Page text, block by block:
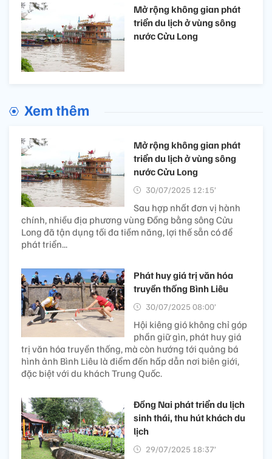
Mở rộng không gian phát
triển du lịch ở vùng sông
nước Cửu Long
Xem thêm
Mở rộng không gian phát
triển du lịch ở vùng sông
nước Cửu Long
30/07/2025 12:15’
Sau hợp nhất đơn vị hành
chính, nhiều địa phương vùng Đồng bằng sông Cửu
Long đã tận dụng tối đa tiềm năng, lợi thế sẵn có để
phát triển...
Phát huy giá trị văn hóa
truyền thống Bình Liêu
30/07/2025 08:00’
Hội kiêng gió không chỉ góp
phần giữ gìn, phát huy giá
trị văn hóa truyền thống, mà còn hướng tới quảng bá
hình ảnh Bình Liêu là điểm đến hấp dẫn nơi biên giới,
đặc biệt với du khách Trung Quốc.
Đồng Nai phát triển du lịch
sinh thái, thu hút khách du
lịch
29/07/2025 18:37’